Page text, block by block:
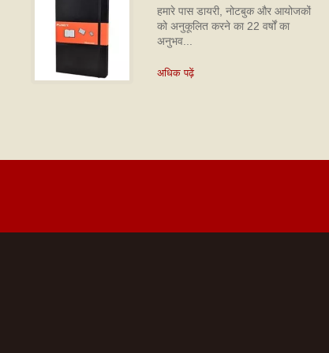
हमारे पास डायरी, नोटबुक और आयोजकों
को अनुकूलित करने का 22 वर्षों का
अनुभव...
अधिक पढ़ें